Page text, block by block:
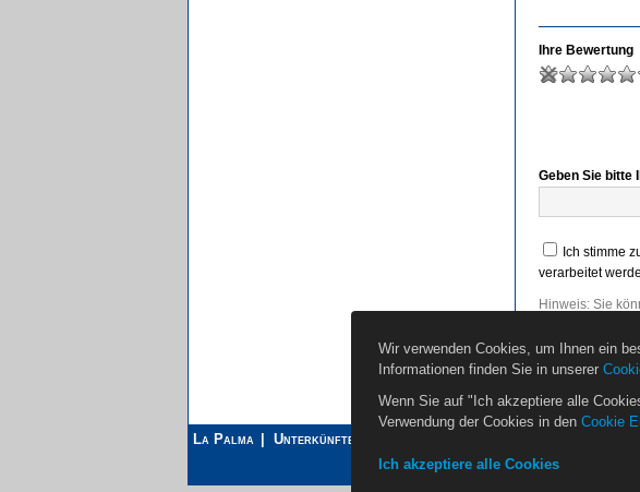
Ihre Bewertung
Geben Sie bitte
Ich stimme
verarbeitet
Hinweis: Sie
La Palma Unterkünfte
Impressum
AGB
Wir verwenden Cookies, um Ihnen ein
Informationen finden Sie in unserer
Wenn Sie auf "Ich akzeptiere alle
Verwendung der Cookies in den Cookie
Ich akzeptiere alle Cookies